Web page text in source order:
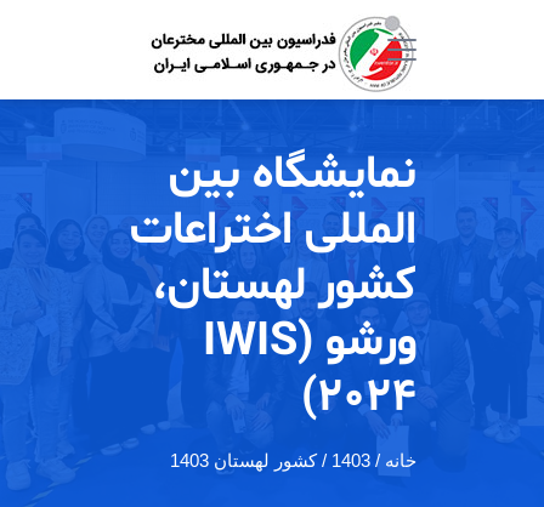
نمایشگاه بین
المللی اختراعات
کشور لهستان،
ورشو (IWIS
2024)
خانه / 1403 / کشور لهستان 1403